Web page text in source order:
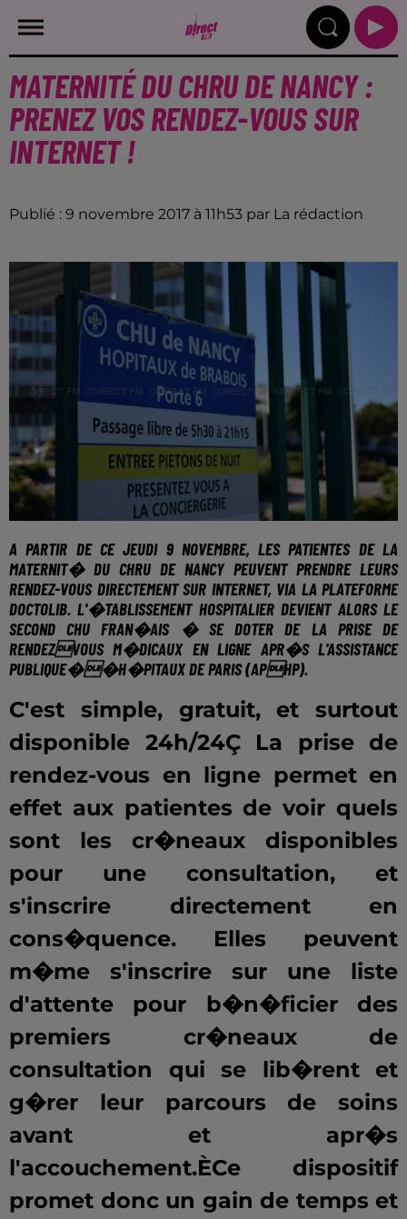
MATERNITÉ DU CHRU DE NANCY :
PRENEZ VOS RENDEZ-VOUS SUR
INTERNET !
Publié : 9 novembre 2017 à 11h53 par La rédaction
A PARTIR DE CE JEUDI 9 NOVEMBRE, LES PATIENTES DE LA
MATERNIT� DU CHRU DE NANCY PEUVENT PRENDRE LEURS
RENDEZ-VOUS DIRECTEMENT SUR INTERNET, VIA LA PLATEFORME
DOCTOLIB. L'�TABLISSEMENT HOSPITALIER DEVIENT ALORS LE
SECOND CHU FRAN�AIS � SE DOTER DE LA PRISE DE
RENDEZVOUS M�DICAUX EN LIGNE APR�S L'ASSISTANCE
PUBLIQUE��H�PITAUX DE PARIS (APHP).
C'est simple, gratuit, et surtout
disponible 24h/24Ç La prise de
rendez-vous en ligne permet en
effet aux patientes de voir quels
sont les cr�neaux disponibles
pour une consultation, et
s'inscrire directement en
cons�quence. Elles peuvent
m�me s'inscrire sur une liste
d'attente pour b�n�ficier des
premiers cr�neaux de
consultation qui se lib�rent et
g�rer leur parcours de soins
avant et apr�s
l'accouchement.ÈCe dispositif
promet donc un gain de temps et